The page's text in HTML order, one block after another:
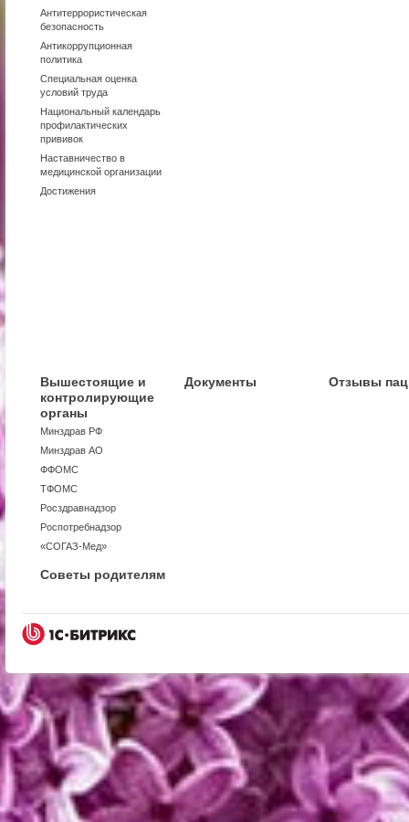
Антитеррористическая
безопасность
Антикоррупционная
политика
Специальная оценка
условий труда
Национальный календарь
профилактических
прививок
Наставничество в
медицинской организации
Достижения
Вышестоящие и
контролирующие
органы
Минздрав РФ
Минздрав АО
ФФОМС
ТФОМС
Росздравнадзор
Роспотребнадзор
«СОГАЗ-Мед»
Документы Отзывы
Советы родителям